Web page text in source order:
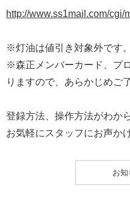
http://www.ss1mail.com/
※灯油は値引き対象外です。
※森正メンバーカード、プ
りますので、あらかじめご
登録方法、操作方法がわか
お気軽にスタッフにお声か
お知